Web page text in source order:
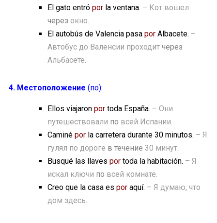
El gato entró por la ventana. – Кот вошел
через окно.
El autobús de Valencia pasa por Albacete. –
Автобус до Валенсии проходит через
Альбасете.
4. Местоположение (по):
Ellos viajaron por toda España. – Они
путешествовали по всей Испании.
Caminé por la carretera durante 30 minutos. – Я
гулял по дороге в течение 30 минут.
Busqué las llaves por toda la habitación. – Я
искал ключи по всей комнате.
Creo que la casa es por aquí. – Я думаю, что
дом здесь.